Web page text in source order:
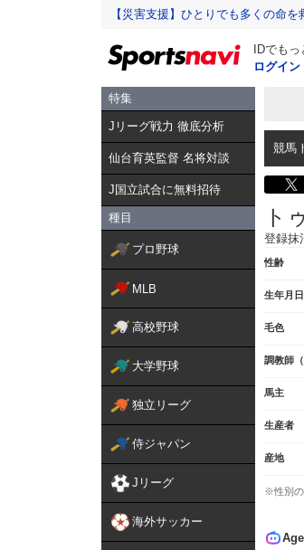
【災害支援】ひとりでも多くの命
IDでも
ログイン
特集
Jリーグ戦力 徹底分析
仙台育英監督 名将対談
J国立試合に無料招待
種目
プロ野球
MLB
高校野球
大学野球
独立リーグ
侍ジャパン
Jリーグ
海外サッカー
競馬
ト
登録抹
性齢
生年月日
毛色
調教師（
馬主
生産者
産地
※性別